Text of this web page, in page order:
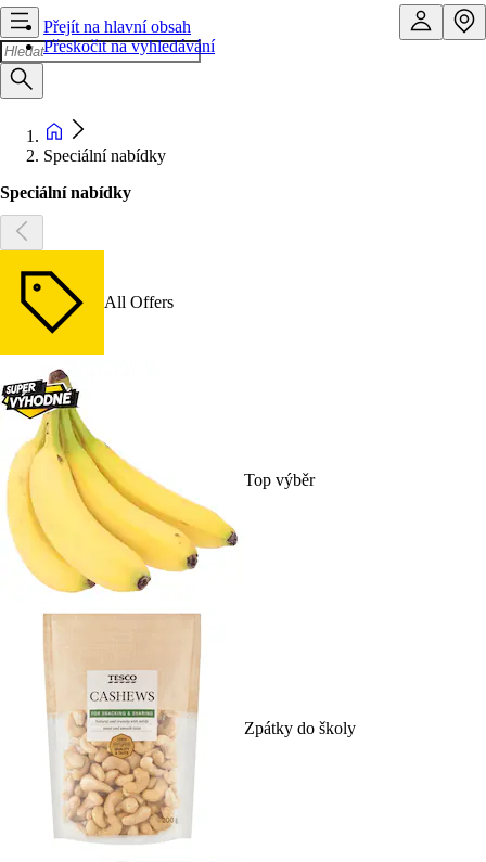
Přejít na hlavní obsah
Přeskočit na vyhledávání
Speciální nabídky
Speciální nabídky
All Offers
Top výběr
Zpátky do školy